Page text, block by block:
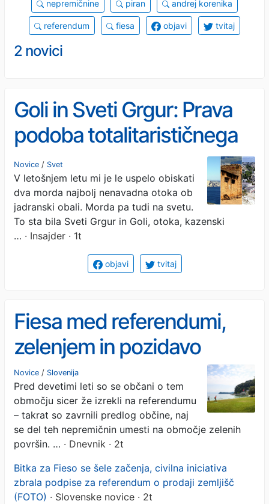
nepremičnine piran andrej korenika
referendum fiesa objavi tvitaj
2 novici
Goli in Sveti Grgur: Prava
podoba totalitarističnega
režima
Novice / Svet
V letošnjem letu mi je le uspelo obiskati
dva morda najbolj nenavadna otoka ob
jadranski obali. Morda pa tudi na svetu.
To sta bila Sveti Grgur in Goli, otoka, kazenski
… · Insajder · 1t
objavi tvitaj
Fiesa med referendumi,
zelenjem in pozidavo
Novice / Slovenija
Pred devetimi leti so se občani o tem
območju sicer že izrekli na referendumu
– takrat so zavrnili predlog občine, naj
se del teh nepremičnin umesti na območje zelenih
površin. … · Dnevnik · 2t
Bitka za Fieso se šele začenja, civilna iniciativa
zbrala podpise za referendum o prodaji zemljišč
(FOTO) · Slovenske novice · 2t